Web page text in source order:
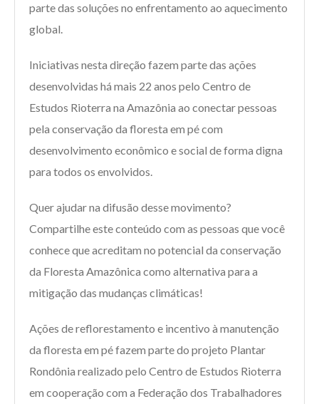
parte das soluções no enfrentamento ao aquecimento
global.
Iniciativas nesta direção fazem parte das ações
desenvolvidas há mais 22 anos pelo Centro de
Estudos Rioterra na Amazônia ao conectar pessoas
pela conservação da floresta em pé com
desenvolvimento econômico e social de forma digna
para todos os envolvidos.
Quer ajudar na difusão desse movimento?
Compartilhe este conteúdo com as pessoas que você
conhece que acreditam no potencial da conservação
da Floresta Amazônica como alternativa para a
mitigação das mudanças climáticas!
Ações de reflorestamento e incentivo à manutenção
da floresta em pé fazem parte do projeto Plantar
Rondônia realizado pelo Centro de Estudos Rioterra
em cooperação com a Federação dos Trabalhadores